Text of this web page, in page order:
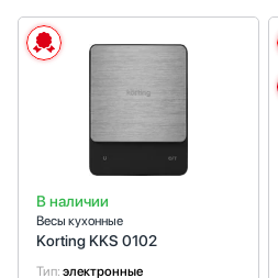
Барбекю
Беспроводные акустические
Вакуумные упаковщики
Варочные центры
Вентиляторы
Винные шкафы
Витрины
В наличии
Весы кухонные
Korting KKS 0102
Тип: электронные